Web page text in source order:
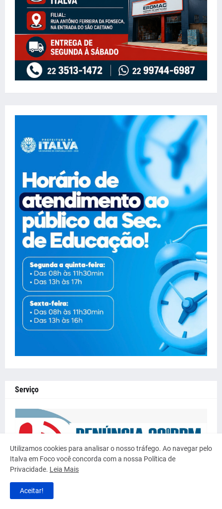
Serviço
Utilizamos cookies para analisar o nosso tráfego. Ao navegar pelo
Italva em Foco você concorda com a nossa Política de
Privacidade. Leia Mais
Aceitar!